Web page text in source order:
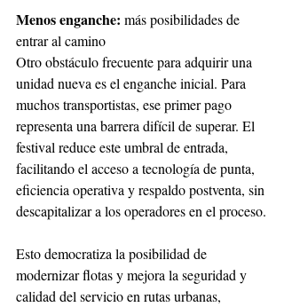
Menos enganche: más posibilidades de
entrar al camino
Otro obstáculo frecuente para adquirir una
unidad nueva es el enganche inicial. Para
muchos transportistas, ese primer pago
representa una barrera difícil de superar. El
festival reduce este umbral de entrada,
facilitando el acceso a tecnología de punta,
eficiencia operativa y respaldo postventa, sin
descapitalizar a los operadores en el proceso.
Esto democratiza la posibilidad de
modernizar flotas y mejora la seguridad y
calidad del servicio en rutas urbanas,